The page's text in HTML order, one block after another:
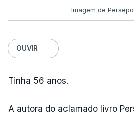
Imagem de
OUVIR
Tinha 56 anos.
A autora do aclamado livro